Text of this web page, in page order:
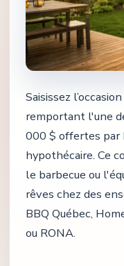
Saisissez
remportant l'une
000 $ offertes par
hypothécaire. Ce
le barbecue ou
rêves chez des
BBQ Québec,
ou RONA.